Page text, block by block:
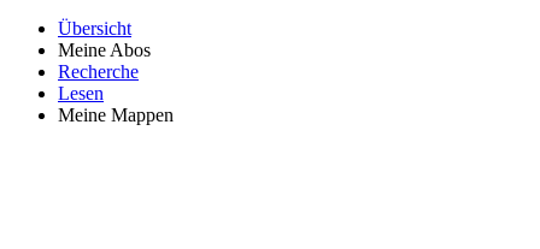
Übersicht
Meine Abos
Recherche
Lesen
Meine Mappen